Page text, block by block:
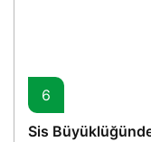
6
Sis